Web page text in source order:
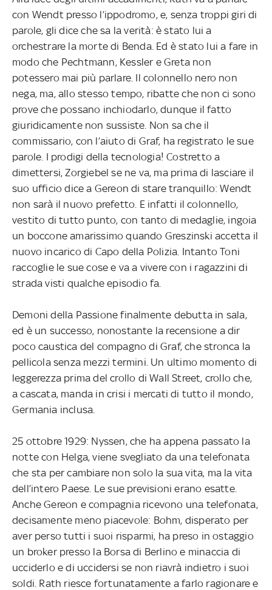
con Wendt presso l’ippodromo, e, senza troppi giri di
parole, gli dice che sa la verità: è stato lui a
orchestrare la morte di Benda. Ed è stato lui a fare in
modo che Pechtmann, Kessler e Greta non
potessero mai più parlare. Il colonnello nero non
nega, ma, allo stesso tempo, ribatte che non ci sono
prove che possano inchiodarlo, dunque il fatto
giuridicamente non sussiste. Non sa che il
commissario, con l’aiuto di Graf, ha registrato le sue
parole. I prodigi della tecnologia! Costretto a
dimettersi, Zorgiebel se ne va, ma prima di lasciare il
suo ufficio dice a Gereon di stare tranquillo: Wendt
non sarà il nuovo prefetto. E infatti il colonnello,
vestito di tutto punto, con tanto di medaglie, ingoia
un boccone amarissimo quando Greszinski accetta il
nuovo incarico di Capo della Polizia. Intanto Toni
raccoglie le sue cose e va a vivere con i ragazzini di
strada visti qualche episodio fa.
Demoni della Passione finalmente debutta in sala,
ed è un successo, nonostante la recensione a dir
poco caustica del compagno di Graf, che stronca la
pellicola senza mezzi termini. Un ultimo momento di
leggerezza prima del crollo di Wall Street, crollo che,
a cascata, manda in crisi i mercati di tutto il mondo,
Germania inclusa.
25 ottobre 1929: Nyssen, che ha appena passato la
notte con Helga, viene svegliato da una telefonata
che sta per cambiare non solo la sua vita, ma la vita
dell’intero Paese. Le sue previsioni erano esatte.
Anche Gereon e compagnia ricevono una telefonata,
decisamente meno piacevole: Bohm, disperato per
aver perso tutti i suoi risparmi, ha preso in ostaggio
un broker presso la Borsa di Berlino e minaccia di
ucciderlo e di uccidersi se non riavrà indietro i suoi
soldi. Rath riesce fortunatamente a farlo ragionare e